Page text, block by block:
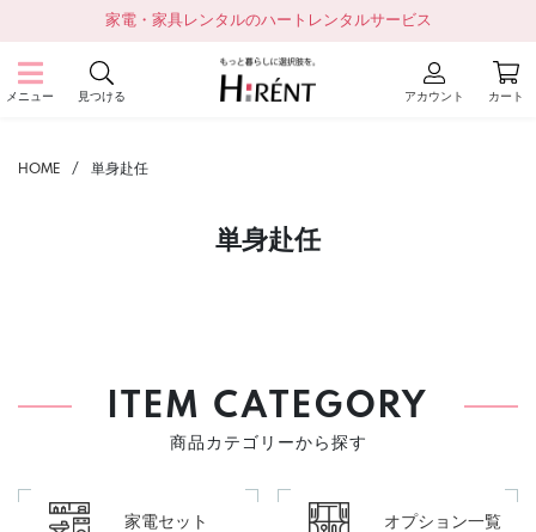
家電・家具レンタルのハートレンタルサービス
メニュー 見つける アカウント カート
HOME 単身赴任
単身赴任
ITEM CATEGORY
商品カテゴリーから探す
家電セット オプション一覧